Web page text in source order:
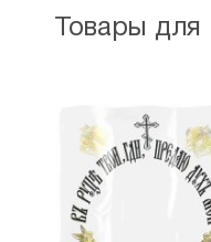
Товары для